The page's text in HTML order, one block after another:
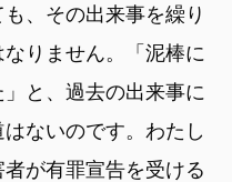
、その出来事を繰り
りません。「泥棒に
と、過去の出来事に
ないのです。わたし
が有罪宣告を受ける